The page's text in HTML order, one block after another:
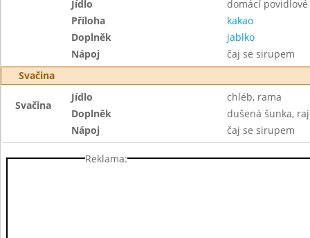
Jídlo
domácí
Příloha
kakao
Doplněk
jablko
Nápoj
čaj se sirupem
Svačina
Svačina
Jídlo
chléb, rama
Doplněk
dušená šunka,
Nápoj
čaj se sirupem
Reklama: